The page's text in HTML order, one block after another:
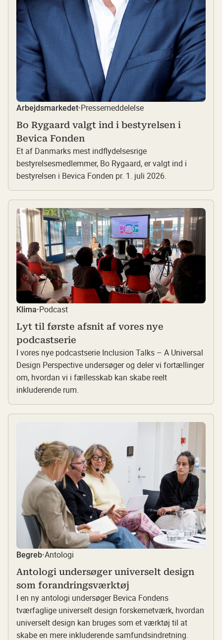
Arbejdsmarkedet·Pressemeddelelse
Bo Rygaard valgt ind i bestyrelsen i
Bevica Fonden
Et af Danmarks mest indflydelsesrige
bestyrelsesmedlemmer, Bo Rygaard, er valgt ind i
bestyrelsen i Bevica Fonden pr. 1. juli 2026.
Klima·Podcast
Lyt til første afsnit af vores nye
podcastserie
I vores nye podcastserie Inclusion Talks – A Universal
Design Perspective undersøger og deler vi fortællinger
om, hvordan vi i fællesskab kan skabe reelt
inkluderende rum.
Begreb·Antologi
Antologi undersøger universelt design
som forandringsværktøj
I en ny antologi undersøger Bevica Fondens
tværfaglige universelt design forskernetværk, hvordan
universelt design kan bruges som et værktøj til at
skabe en mere inkluderende samfundsindretning.